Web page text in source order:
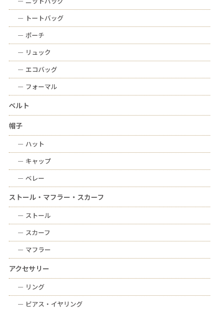
ー トートバッグ
ー ポーチ
ー リュック
ー エコバッグ
ー フォーマル
ベルト
帽子
ー ハット
ー キャップ
ー ベレー
ストール・マフラー・スカーフ
ー ストール
ー スカーフ
ー マフラー
アクセサリー
ー リング
ー ピアス・イヤリング